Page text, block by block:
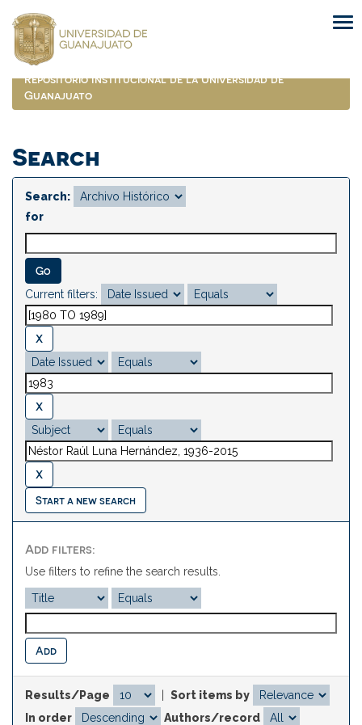
navigation
Repositorio Institucional de la Universidad de
Guanajuato
Search
Search:
for
Current filters:
Start a new search
Add filters:
Use filters to refine the search results.
Results/Page
Sort items by
In order
Authors/record